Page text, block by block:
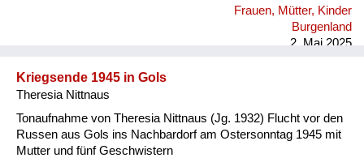
Frauen, Mütter, Kinder
Burgenland
2. Mai 2025
Kriegsende 1945 in Gols
Theresia Nittnaus
Tonaufnahme von Theresia Nittnaus (Jg. 1932) Flucht vor den
Russen aus Gols ins Nachbardorf am Ostersonntag 1945 mit
Mutter und fünf Geschwistern